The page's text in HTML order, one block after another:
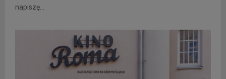
napiszę...